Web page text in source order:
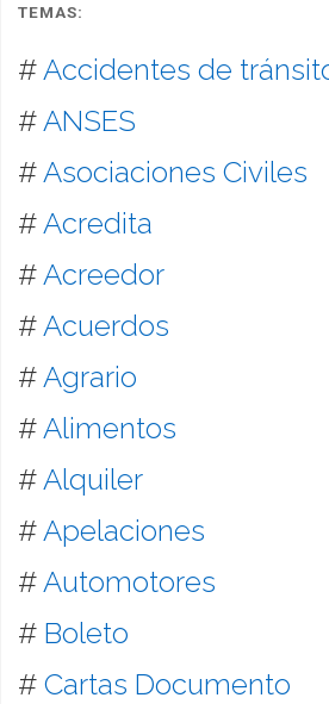
TEMAS:
#Accidentes de
#ANSES
#Asociaciones Civiles
#Acredita
#Acreedor
#Acuerdos
#Agrario
#Alimentos
#Alquiler
#Apelaciones
#Automotores
# Boleto
# Cartas Documento